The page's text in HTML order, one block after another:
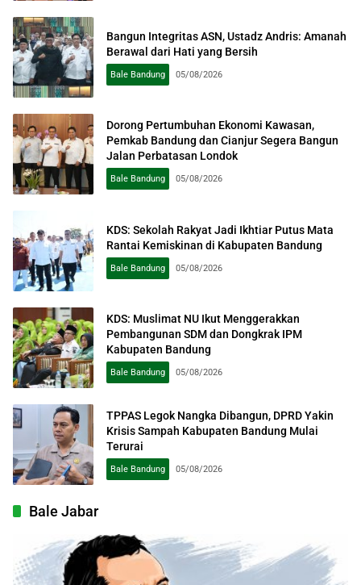
Bangun Integritas ASN, Ustadz Andris: Amanah
Berawal dari Hati yang Bersih
Bale Bandung 05/08/2026
Dorong Pertumbuhan Ekonomi Kawasan,
Pemkab Bandung dan Cianjur Segera Bangun
Jalan Perbatasan Londok
Bale Bandung 05/08/2026
KDS: Sekolah Rakyat Jadi Ikhtiar Putus Mata
Rantai Kemiskinan di Kabupaten Bandung
Bale Bandung 05/08/2026
KDS: Muslimat NU Ikut Menggerakkan
Pembangunan SDM dan Dongkrak IPM
Kabupaten Bandung
Bale Bandung 05/08/2026
TPPAS Legok Nangka Dibangun, DPRD Yakin
Krisis Sampah Kabupaten Bandung Mulai
Terurai
Bale Bandung 05/08/2026
Bale Jabar